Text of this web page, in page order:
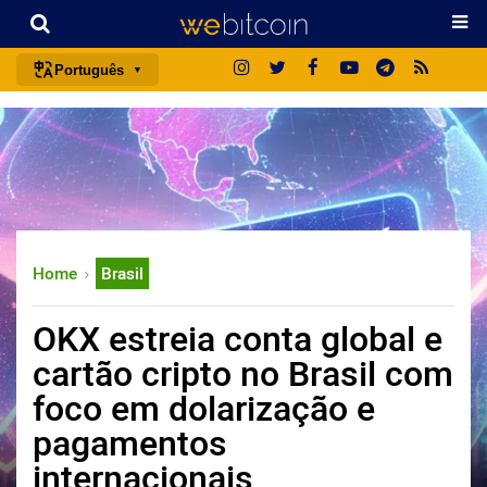
Português
português (BR)
english
español
français
deutsch
中文
русский
한국어
العربية
Home Brasil
OKX estreia conta global e
cartão cripto no Brasil com
foco em dolarização e
pagamentos